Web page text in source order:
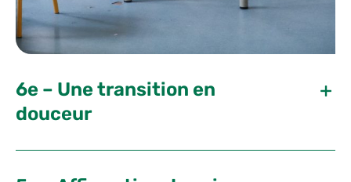
6e – Une transition en
douceur